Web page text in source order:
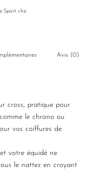
Sport chic
Avis (0)
cross, pratique pour
le chrono ou
vos coiffures de
votre équidé ne
le nattez en croyant